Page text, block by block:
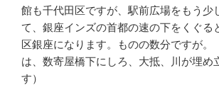
館も千代田区ですが、駅前広場をもう少
て、銀座インズの首都の速の下をくぐる
区銀座になります。ものの数分ですが。
は、数寄屋橋下にしろ、大抵、川が埋め
す）